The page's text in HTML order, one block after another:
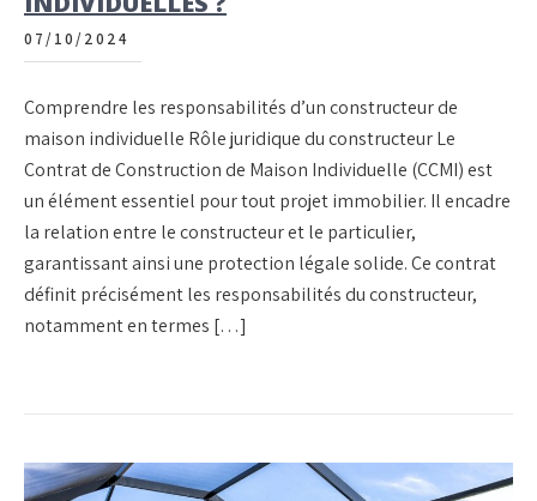
07/10/2024
Comprendre les responsabilités d’un constructeur de
maison individuelle Rôle juridique du constructeur Le
Contrat de Construction de Maison Individuelle (CCMI) est
un élément essentiel pour tout projet immobilier. Il encadre
la relation entre le constructeur et le particulier,
garantissant ainsi une protection légale solide. Ce contrat
définit précisément les responsabilités du constructeur,
notamment en termes […]